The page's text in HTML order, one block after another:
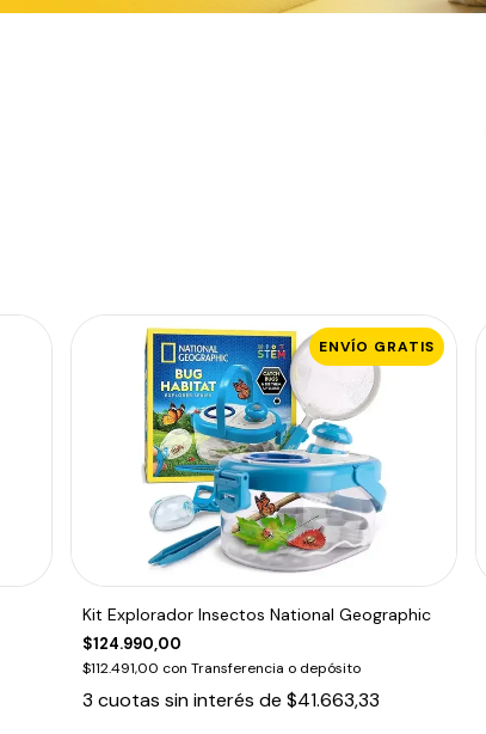
ENVÍO GRATIS
Kit Explorador Insectos National Geographic
$124.990,00
$112.491,00 con Transferencia o depósito
3 cuotas sin interés de $41.663,33